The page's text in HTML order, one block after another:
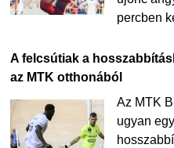
percben
A felcsútiak a
az MTK otthonából
Az MTK
ugyan